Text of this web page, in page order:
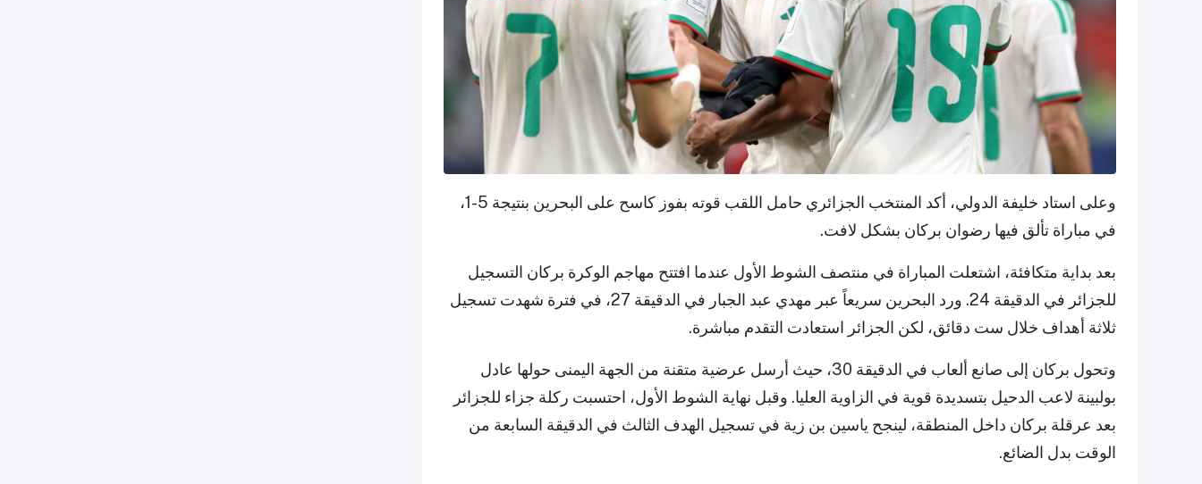
وعلى استاد خليفة الدولي، أكد المنتخب الجزائري حامل اللقب قوته بفوز كاسح على البحرين بنتيجة 5-1،
في مباراة تألق فيها رضوان بركان بشكل لافت.
بعد بداية متكافئة، اشتعلت المباراة في منتصف الشوط الأول عندما افتتح مهاجم الوكرة بركان التسجيل
للجزائر في الدقيقة 24. ورد البحرين سريعاً عبر مهدي عبد الجبار في الدقيقة 27، في فترة شهدت تسجيل
ثلاثة أهداف خلال ست دقائق، لكن الجزائر استعادت التقدم مباشرة.
وتحول بركان إلى صانع ألعاب في الدقيقة 30، حيث أرسل عرضية متقنة من الجهة اليمنى حولها عادل
بولبينة لاعب الدحيل بتسديدة قوية في الزاوية العليا. وقبل نهاية الشوط الأول، احتسبت ركلة جزاء للجزائر
بعد عرقلة بركان داخل المنطقة، لينجح ياسين بن زية في تسجيل الهدف الثالث في الدقيقة السابعة من
الوقت بدل الضائع.